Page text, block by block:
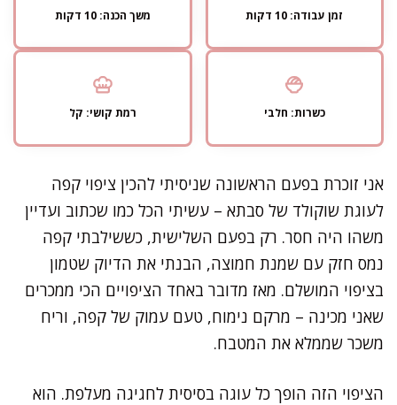
זמן עבודה: 10 דקות משך הכנה: 10 דקות
כשרות: חלבי רמת קושי: קל
אני זוכרת בפעם הראשונה שניסיתי להכין ציפוי קפה
לעוגת שוקולד של סבתא – עשיתי הכל כמו שכתוב ועדיין
משהו היה חסר. רק בפעם השלישית, כששילבתי קפה
נמס חזק עם שמנת חמוצה, הבנתי את הדיוק שטמון
בציפוי המושלם. מאז מדובר באחד הציפויים הכי ממכרים
שאני מכינה – מרקם נימוח, טעם עמוק של קפה, וריח
משכר שממלא את המטבח.
הציפוי הזה הופך כל עוגה בסיסית לחגיגה מעלפת. הוא